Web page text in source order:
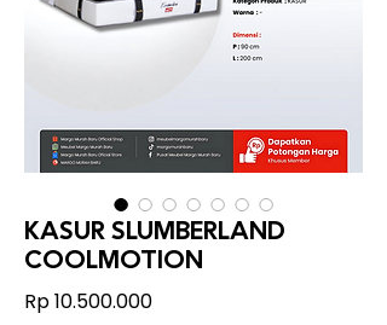
KASUR SLUMBERLAND
COOLMOTION
Rp 10.500.000Harga